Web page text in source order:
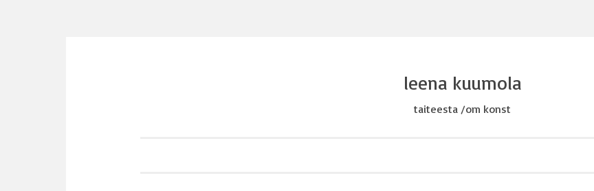
leena kuumola
taiteesta /om konst